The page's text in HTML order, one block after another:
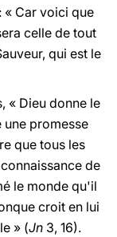
« Car voici que
celle de tout
qui est le
« Dieu donne le
une promesse
que tous les
de
le monde qu'il
croit en lui
» (Jn 3, 16).